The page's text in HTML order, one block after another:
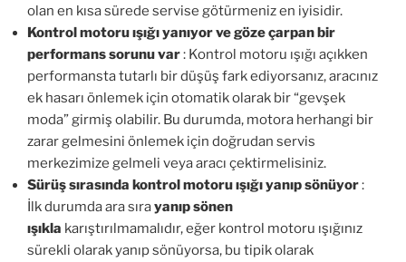
olan en kısa sürede servise götürmeniz en iyisidir.
Kontrol motoru ışığı yanıyor ve göze çarpan bir
performans sorunu var: Kontrol motoru ışığı açıkken
performansta tutarlı bir düşüş fark ediyorsanız, aracınız
ek hasarı önlemek için otomatik olarak bir “gevşek
moda” girmiş olabilir. Bu durumda, motora herhangi bir
zarar gelmesini önlemek için doğrudan servis
merkezimize gelmeli veya aracı çektirmelisiniz.
Sürüş sırasında kontrol motoru ışığı yanıp sönüyor:
İlk durumda ara sırayanıp sönen
ışıkla karıştırılmamalıdır, eğer kontrol motoru ışığınız
sürekli olarak yanıp sönüyorsa, bu tipik olarak